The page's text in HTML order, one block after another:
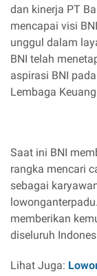
dan kinerja PT
mencapai visi
unggul dalam
BNI telah
aspirasi BNI
Lembaga
Saat ini BNI
rangka mencari
sebagai
memberikan
diseluruh
Lihat Juga: